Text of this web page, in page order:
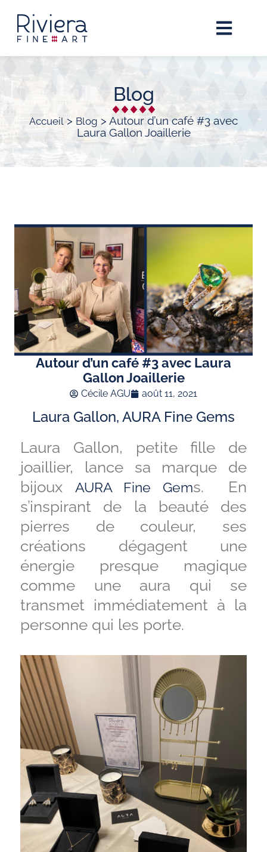
Blog
Accueil > Blog > Autour d’un café #3 avec
Laura Gallon Joaillerie
Autour d’un café #3 avec Laura
Gallon Joaillerie
Cécile AGU août 11, 2021
Laura Gallon, AURA Fine Gems
Laura Gallon, petite fille de
joaillier, lance sa marque de
bijoux
AURA Fine Gems. En
s’inspirant de la beauté des
pierres de couleur, ses
créations dégagent une
énergie presque magique
comme une aura qui se
transmet immédiatement à la
personne qui les porte.